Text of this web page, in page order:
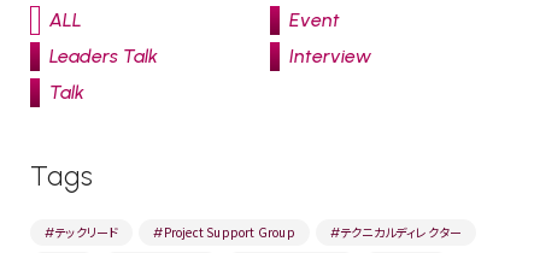
ALL
Event
Leaders Talk
Interview
Talk
Tags
#テックリード #Project Support Group #テクニカルディレクター